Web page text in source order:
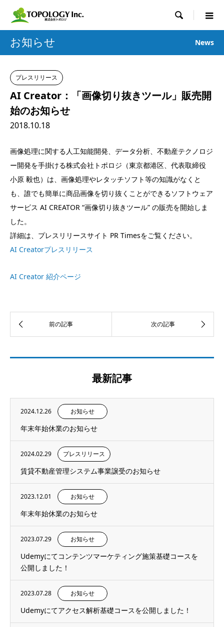

お知らせ News
プレスリリース
AI Creator：「画像切り抜きツール」販売開
始のお知らせ
2018.10.18
画像処理に関する人工知能開発、データ分析、不動産テクノロジ
ー開発を手掛ける株式会社トポロジ（東京都港区、代表取締役
小原 毅也）は、画像処理やレタッチソフト等の知識がなくと
も、誰でも簡単に商品画像を切り抜くことができるソフトウェア
サービス AI CREATOR “画像切り抜きツール” の販売を開始しま
した。
詳細は、プレスリリースサイト PR Timesをご覧ください。
AI Creatorプレスリリース
AI Creator 紹介ページ
最新記事
2024.12.26 お知らせ
年末年始休業のお知らせ
2024.02.29 プレスリリース
賃貸不動産管理システム事業譲受のお知らせ
2023.12.01 お知らせ
年末年始休業のお知らせ
2023.07.29 お知らせ
Udemyにてコンテンツマーケティング施策基礎コースを
公開しました！
2023.07.28 お知らせ
Udemyにてアクセス解析基礎コースを公開しました！